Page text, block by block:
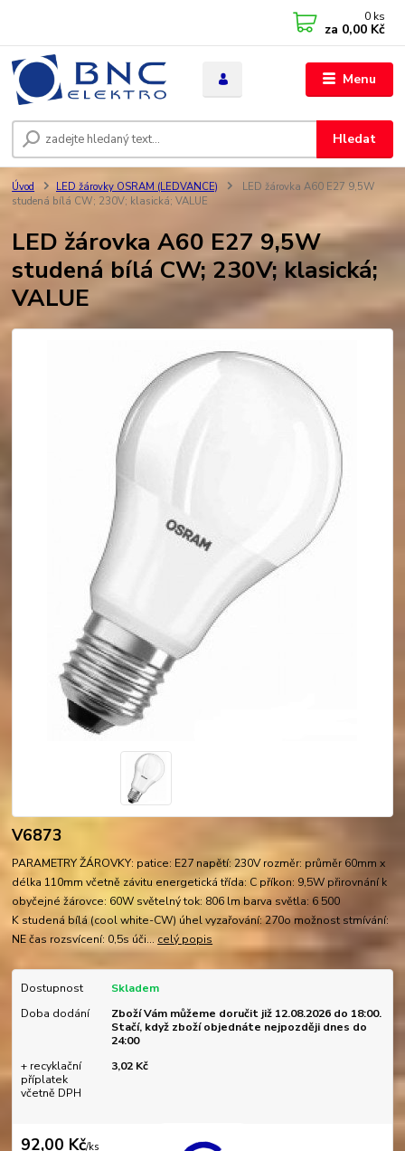
Menu
Hledat
0 ks
za 0,00 Kč
Úvod LED žárovky OSRAM (LEDVANCE)
LED žárovka A60 E27 9,5W
studená bílá CW; 230V; klasická; VALUE
LED žárovka A60 E27 9,5W
studená bílá CW; 230V; klasická;
VALUE
V6873
PARAMETRY ŽÁROVKY: patice: E27 napětí: 230V rozměr: průměr 60mm x
délka 110mm včetně závitu energetická třída: C příkon: 9,5W přirovnání k
obyčejné žárovce: 60W světelný tok: 806 lm barva světla: 6 500
K studená bílá (cool white-CW) úhel vyzařování: 270o možnost stmívání:
NE čas rozsvícení: 0,5s úči...celý popis
Dostupnost
Skladem
Doba dodání
Zboží Vám můžeme doručit již 12.08.2026 do 18:00.
Stačí, když zboží objednáte nejpozději dnes do
24:00
+ recyklační
příplatek
včetně DPH
3,02 Kč
92,00 Kč/ks